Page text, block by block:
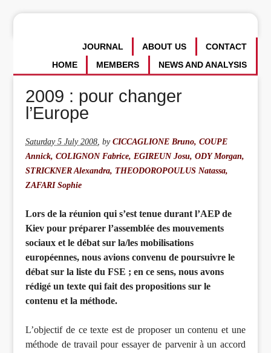
CONTACT
ABOUT US
JOURNAL
NEWS AND ANALYSIS
MEMBERS
HOME
2009 : pour changer
l’Europe
Saturday 5 July 2008,byCICCAGLIONE Bruno, COUPE
Annick, COLIGNON Fabrice, EGIREUN Josu, ODY Morgan,
STRICKNER Alexandra, THEODOROPOULUS Natassa,
ZAFARI Sophie
Lors de la réunion qui s’est tenue durant l’AEP de
Kiev pour préparer l’assemblée des mouvements
sociaux et le débat sur la/les mobilisations
européennes, nous avions convenu de poursuivre le
débat sur la liste du FSE ; en ce sens, nous avons
rédigé un texte qui fait des propositions sur le
contenu et la méthode.
L’objectif de ce texte est de proposer un contenu et une
méthode de travail pour essayer de parvenir à un accord